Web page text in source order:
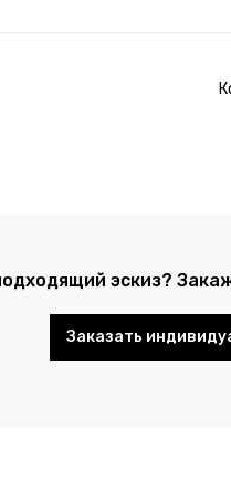
эскиз?
Заказать